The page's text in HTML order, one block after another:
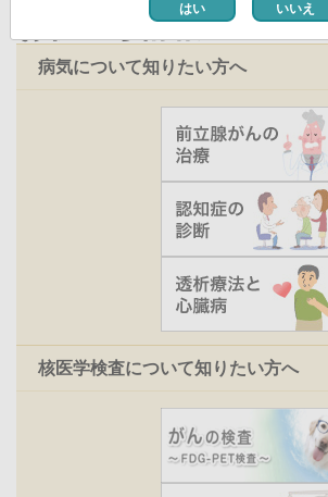
お役立ち情報
病気について知りたい方へ
核医学検査について知りたい方へ
はい いいえ